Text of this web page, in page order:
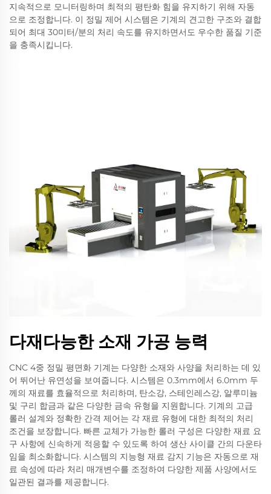
지속적으로 모니터링하며 최적의 평탄화 힘을 유지하기 위해 자동
으로 조정합니다. 이 정밀 제어 시스템은 기계의 견고한 구조와 결합
되어 최대 30미터/분의 처리 속도를 유지하면서도 우수한 품질 기준
을 충족시킵니다.
다재다능한 소재 가공 능력
CNC 4중 정밀 평면화 기계는 다양한 소재와 사양을 처리하는 데 있
어 뛰어난 유연성을 보여줍니다. 시스템은 0.3mm에서 6.0mm 두
께의 재료를 효율적으로 처리하며, 탄소강, 스테인레스강, 알루미늄
및 구리 합금과 같은 다양한 금속 유형을 지원합니다. 기계의 고급
롤러 설계와 정확한 간격 제어는 각 재료 유형에 대한 최적의 처리
조건을 보장합니다. 빠른 교체가 가능한 롤러 구성은 다양한 재료 요
구 사항에 신속하게 적응할 수 있도록 하여 생산 사이클 간의 다운타
임을 최소화합니다. 시스템의 지능형 재료 감지 기능은 자동으로 재
료 속성에 따라 처리 매개변수를 조정하여 다양한 제품 사양에서도
일관된 결과를 제공합니다.